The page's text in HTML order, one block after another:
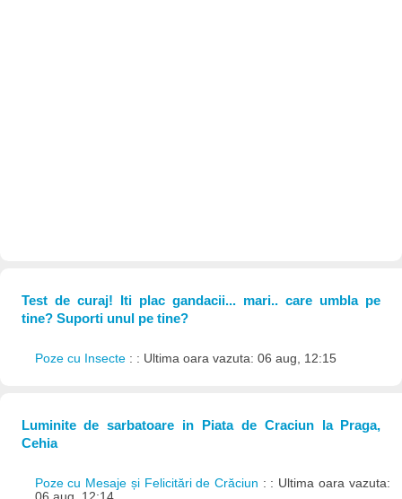
Test de curaj! Iti plac gandacii... mari.. care umbla pe
tine? Suporti unul pe tine?
Poze cu Insecte : : Ultima oara vazuta: 06 aug, 12:15
Luminite de sarbatoare in Piata de Craciun la Praga,
Cehia
Poze cu Mesaje și Felicitări de Crăciun : : Ultima oara vazuta: